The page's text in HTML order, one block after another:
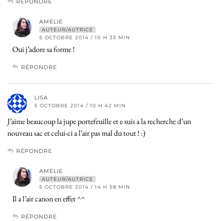
RÉPONDRE
AMELIE
AUTEUR/AUTRICE
5 OCTOBRE 2014 / 10 H 33 MIN
Oui j’adore sa forme !
RÉPONDRE
LISA
5 OCTOBRE 2014 / 10 H 42 MIN
J’aime beaucoup la jupe portefeuille et e suis a la recherche d’un
nouveau sac et celui-ci a l’air pas mal du tout ! :)
RÉPONDRE
AMELIE
AUTEUR/AUTRICE
5 OCTOBRE 2014 / 14 H 58 MIN
Il a l’air canon en effet ^^
RÉPONDRE